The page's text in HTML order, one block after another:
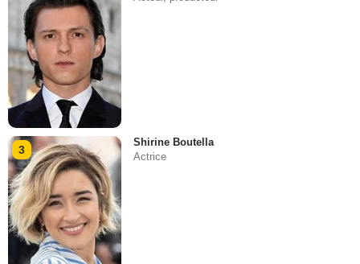
3
Shirine Boutella
Actrice